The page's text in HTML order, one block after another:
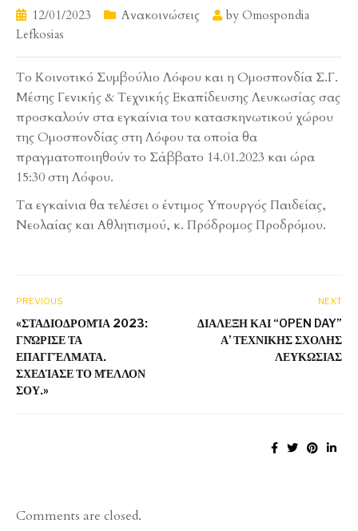
12/01/2023 Ανακοινώσεις by Omospondia
Lefkosias
Το Κοινοτικό Συμβούλιο Λόφου και η Ομοσπονδία Σ.Γ.
Μέσης Γενικής & Τεχνικής Εκαπίδευσης Λευκωσίας σας
προσκαλούν στα εγκαίνια του κατασκηνωτικού χώρου
της Ομοσπονδίας στη Λόφου τα οποία θα
πραγματοποιηθούν το Σάββατο 14.01.2023 και ώρα
15:30 στη Λόφου.
Τα εγκαίνια θα τελέσει ο έντιμος Υπουργός Παιδείας,
Νεολαίας και Αθλητισμού, κ. Πρόδρομος Προδρόμου.
PREVIOUS
«ΣΤΑΔΙΟΔΡΟΜΊΑ 2023:
ΓΝΏΡΙΣΕ ΤΑ
ΕΠΑΓΓΈΛΜΑΤΑ.
ΣΧΕΔΊΑΣΕ ΤΟ ΜΈΛΛΟΝ
ΣΟΥ.»
NEXT
ΔΙΑΛΕΞΗ ΚΑΙ “OPEN DAY”
Α’ ΤΕΧΝΙΚΗΣ ΣΧΟΛΗΣ
ΛΕΥΚΩΣΙΑΣ
Comments are closed.